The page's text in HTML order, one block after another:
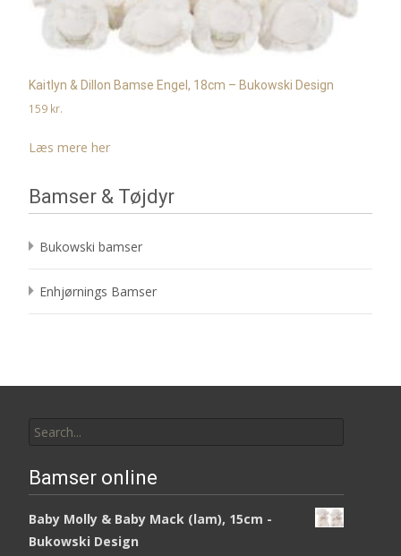
Kaitlyn & Dillon Bamse Engel, 18cm – Bukowski Design
159 kr.
Læs mere her
Bamser & Tøjdyr
Bukowski bamser
Enhjørnings Bamser
for:
Bamser online
Baby Molly & Baby Mack (lam), 15cm -
Bukowski Design